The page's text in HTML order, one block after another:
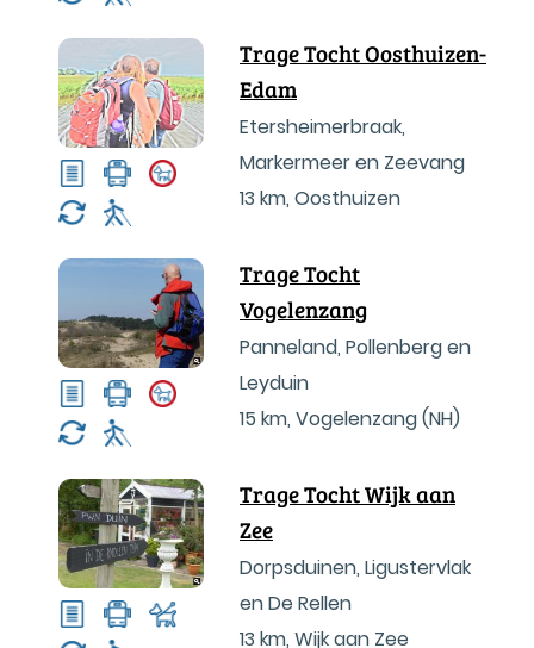
Trage Tocht Oosthuizen-
Edam
Etersheimerbraak,
Markermeer en Zeevang
13 km, Oosthuizen
Trage Tocht
Vogelenzang
Panneland, Pollenberg en
Leyduin
15 km, Vogelenzang (NH)
Trage Tocht Wijk aan
Zee
Dorpsduinen, Ligustervlak
en De Rellen
13 km, Wijk aan Zee